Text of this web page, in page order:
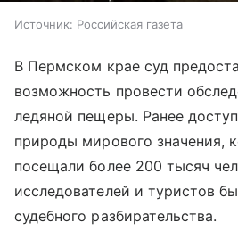
Источник: Российская газета
В Пермском крае суд
возможность провести
ледяной пещеры. Ранее
природы мирового значения,
посещали более 200 тысяч
исследователей и туристов
судебного разбирательства.